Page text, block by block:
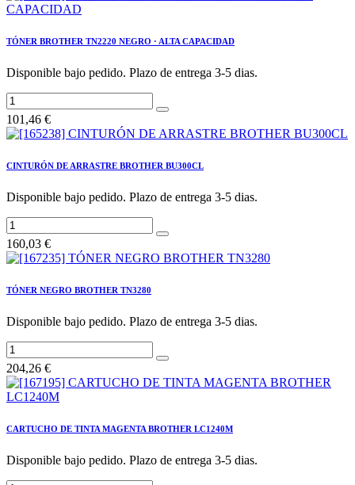
TÓNER BROTHER TN2220 NEGRO · ALTA CAPACIDAD
Disponible bajo pedido. Plazo de entrega 3-5 dias.
101,46 €
CINTURÓN DE ARRASTRE BROTHER BU300CL
Disponible bajo pedido. Plazo de entrega 3-5 dias.
160,03 €
TÓNER NEGRO BROTHER TN3280
Disponible bajo pedido. Plazo de entrega 3-5 dias.
204,26 €
CARTUCHO DE TINTA MAGENTA BROTHER LC1240M
Disponible bajo pedido. Plazo de entrega 3-5 dias.